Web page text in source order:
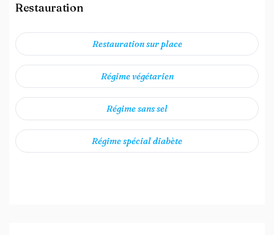
Restauration
Restauration sur place
Régime végétarien
Régime sans sel
Régime spécial diabète